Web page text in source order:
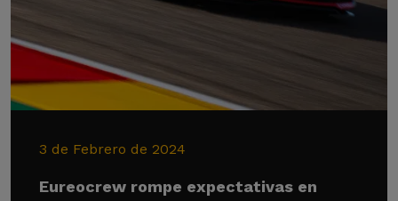
3 de Febrero de 2024
Eureocrew rompe expectativas en